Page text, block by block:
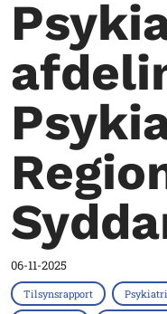
06-11-2025
Tilsynsrapport Psykiatri